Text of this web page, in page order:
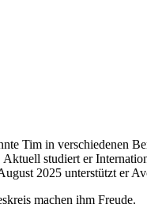
Tim in verschiedenen
studiert er
2025 unterstützt er
machen ihm Freude.